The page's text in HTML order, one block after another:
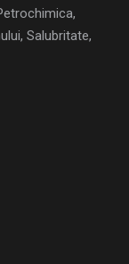
Salubritate,